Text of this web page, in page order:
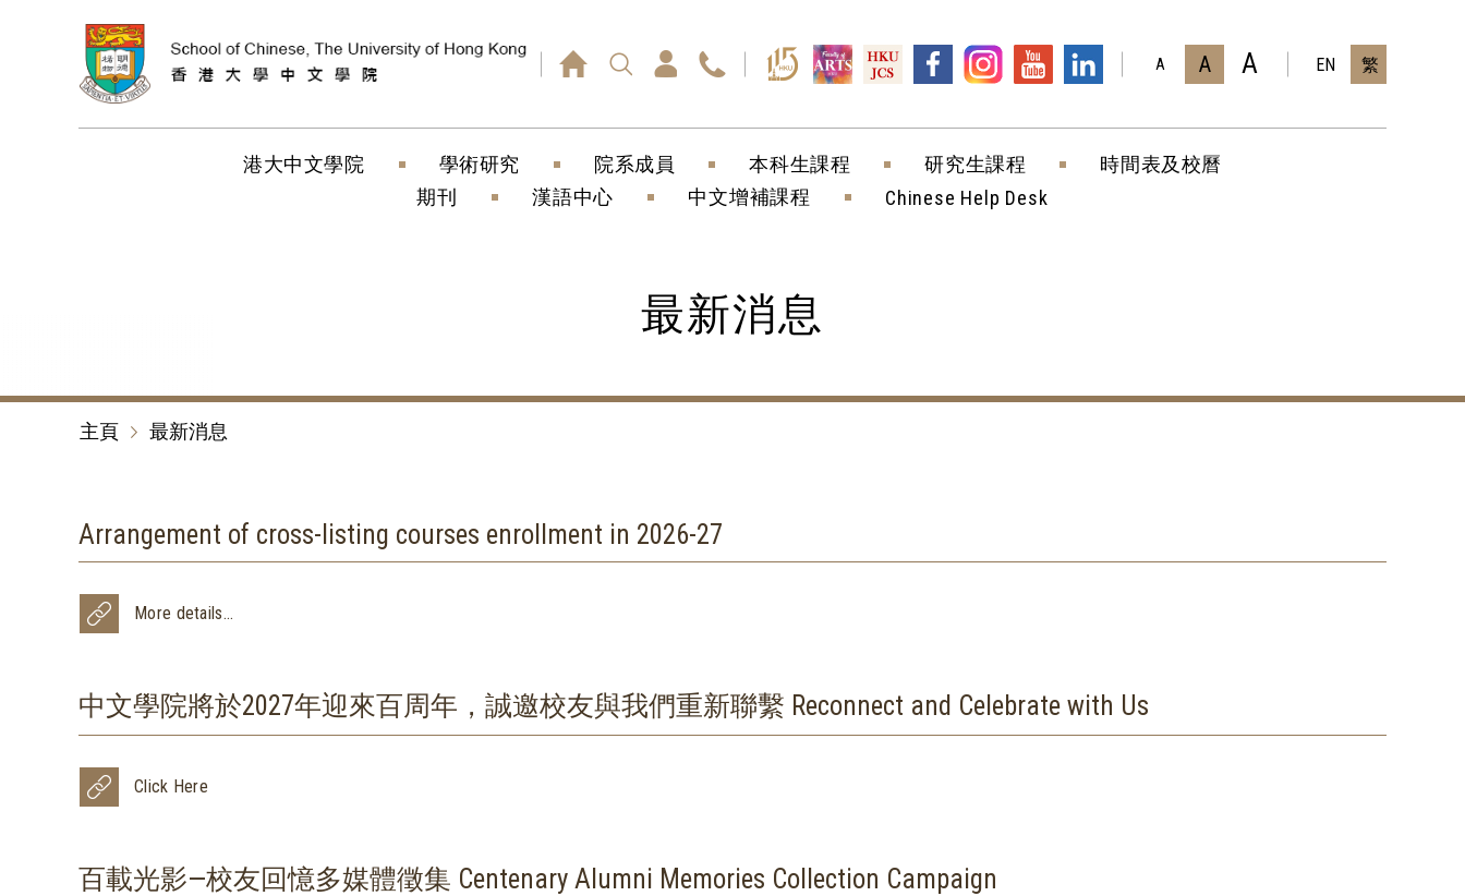
A A A EN 繁
港大中文學院 學術研究 院系成員 本科生課程 研究生課程
時間表及校曆
期刊
漢語中心 中文增補課程 Chinese Help Desk
最新消息
主頁 最新消息
Arrangement of cross-listing courses enrollment in 2026-27
More details...
中文學院將於2027年迎來百周年，誠邀校友與我們重新聯繫 Reconnect and Celebrate with Us
Click Here
百載光影—校友回憶多媒體徵集 Centenary Alumni Memories Collection Campaign